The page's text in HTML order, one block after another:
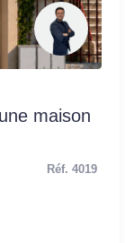
maison
Réf. 4019